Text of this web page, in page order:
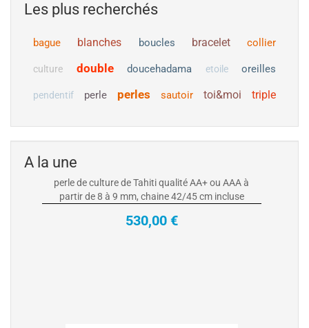
Les plus recherchés
bague blanches boucles bracelet collier
culture double doucehadama etoile oreilles
pendentif perle perles sautoir toi&moi triple
A la une
Collier Pendentif en Or 18k et perle de
Collier Pendentif Or Jaune ou Gris 18 carats avec
perle de culture de Tahiti qualité AA+ ou AAA à
partir de 8 à 9 mm, chaine 42/45 cm incluse
530,00 €